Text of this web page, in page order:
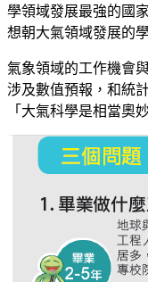
學領域發展最強的國
想朝大氣領域發展的
氣象領域的工作機會
涉及數值預報，和統
「大氣科學是相當奧